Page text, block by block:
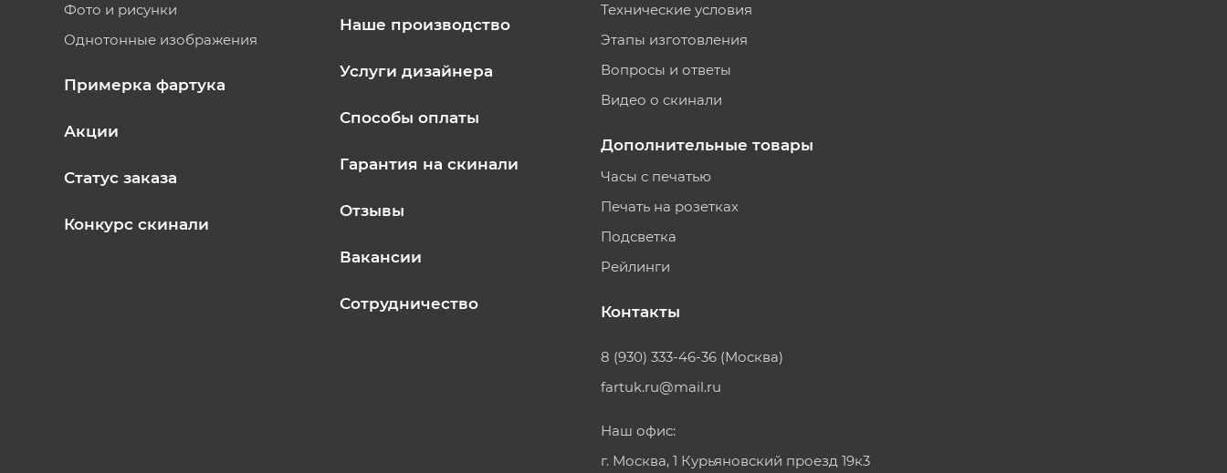
Фото и рисунки
Однотонные изображения
Примерка фартука
Акции
Статус заказа
Конкурс скинали
Наше производство
Услуги дизайнера
Способы оплаты
Гарантия на скинали
Отзывы
Вакансии
Сотрудничество
Технические условия
Этапы изготовления
Вопросы и ответы
Видео о скинали
Дополнительные товары
Часы с печатью
Печать на розетках
Подсветка
Рейлинги
Контакты
8 (930) 333-46-36 (Москва)
fartuk.ru@mail.ru
Наш офис:
г. Москва, 1 Курьяновский проезд 19к3